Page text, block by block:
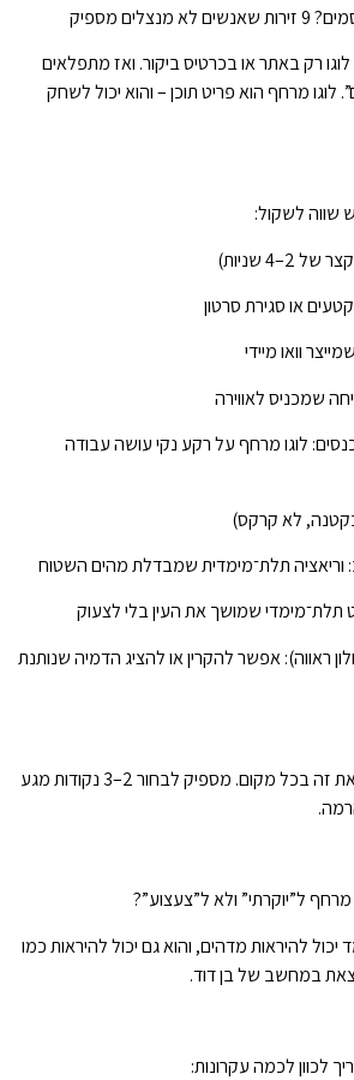
מספיק
רק באתר או בכרטיס ביקור. ואז מתפלאים
לוגו מרחף הוא פריט תוכן – והוא יכול לשחק
לשקול:
או סגירת סרטון
וואו מיידי
שמכניס לאווירה
לוגו מרחף על רקע נקי עושה עבודה
לא קרקס)
וריאציה תלת־מימדית שמבדלת מהים השטוח
תלת־מימדי שמושך את העין בלי לצעוק
ראווה): אפשר להקרין או להציג הדמיה שנותנת
הקאץ’? לא חייבים לשים את זה בכל מקום. מספיק לבחור 2–3 נקודות מגע
ל”יוקרתי” ולא ל”צעצוע”?
להיראות מדהים, והוא גם יכול להיראות כמו
לכוון לכמה עקרונות: